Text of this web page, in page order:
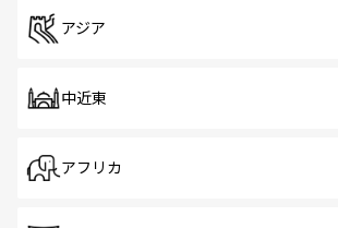
アジア
中近東
アフリカ